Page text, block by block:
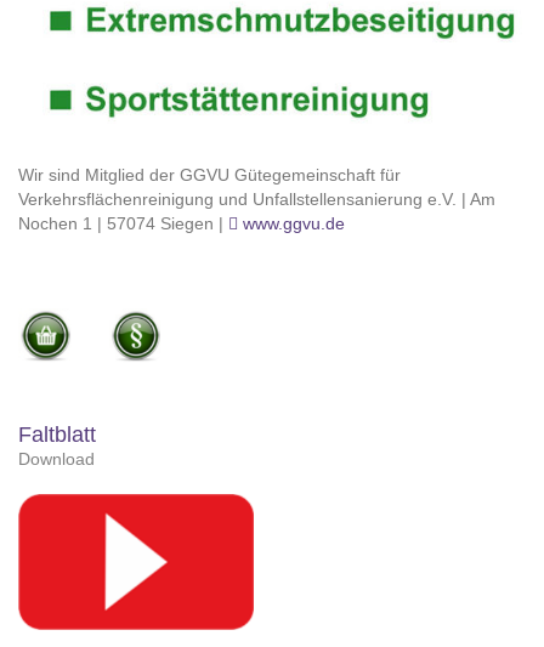
Wir sind Mitglied der GGVU Gütegemeinschaft für
Verkehrsflächenreinigung und Unfallstellensanierung e.V. | Am
Nochen 1 | 57074 Siegen |
www.ggvu.de
Faltblatt
Download